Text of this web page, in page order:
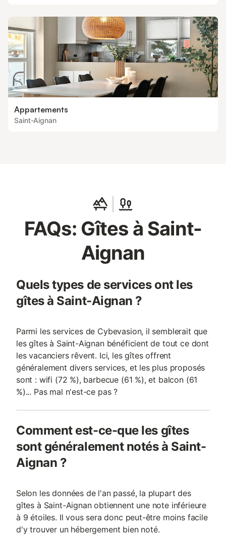
Appartements
Saint-Aignan
FAQs: Gîtes à Saint-
Aignan
Quels types de services ont les
gîtes à Saint-Aignan ?
Parmi les services de Cybevasion, il semblerait que
les gîtes à Saint-Aignan bénéficient de tout ce dont
les vacanciers rêvent. Ici, les gîtes offrent
généralement divers services, et les plus proposés
sont : wifi (72 %), barbecue (61 %), et balcon (61
%)... Pas mal n'est-ce pas ?
Comment est-ce-que les gîtes
sont généralement notés à Saint-
Aignan ?
Selon les données de l'an passé, la plupart des
gîtes à Saint-Aignan obtiennent une note inférieure
à 9 étoiles. Il vous sera donc peut-être moins facile
d'y trouver un hébergement bien noté.